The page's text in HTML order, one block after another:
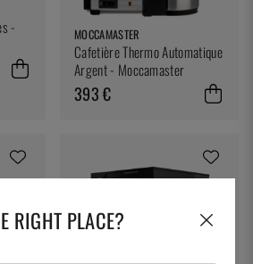
-
MOCCAMASTER
Cafetière Thermo Automatique
Argent - Moccamaster
393 €
RIGHT PLACE?